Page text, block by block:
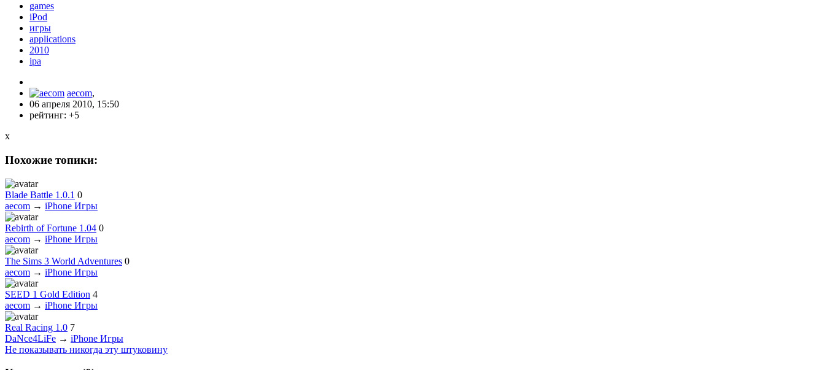
games
iPod
игры
applications
2010
ipa
aecom,
06 апреля 2010, 15:50
рейтинг: +5
x
Похожие топики:
Blade Battle 1.0.1 0
aecom → iPhone Игры
Rebirth of Fortune 1.04 0
aecom → iPhone Игры
The Sims 3 World Adventures 0
aecom → iPhone Игры
SEED 1 Gold Edition 4
aecom → iPhone Игры
Real Racing 1.0 7
DaNce4LiFe → iPhone Игры
Не показывать никогда эту штуковину